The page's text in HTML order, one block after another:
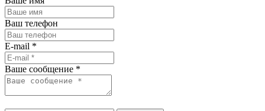
Ваш телефон
E-mail *
Ваше сообщение *